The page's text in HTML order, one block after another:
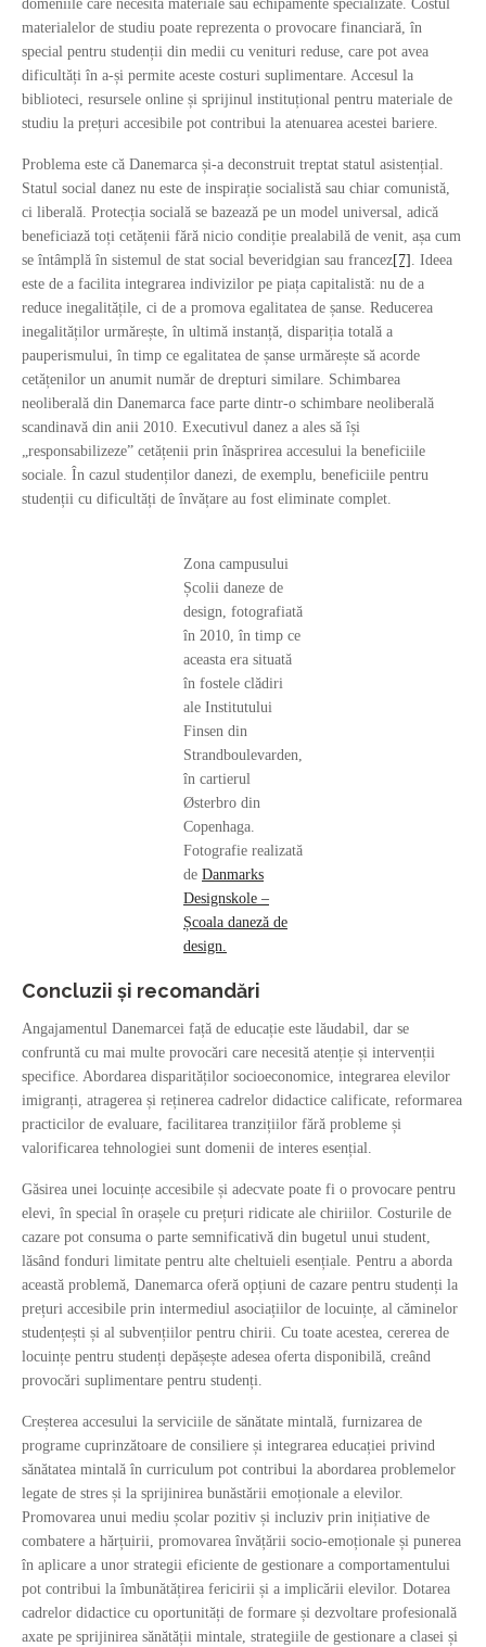
domeniile care necesită materiale sau echipamente specializate. Costul
materialelor de studiu poate reprezenta o provocare financiară, în
special pentru studenții din medii cu venituri reduse, care pot avea
dificultăți în a-și permite aceste costuri suplimentare. Accesul la
biblioteci, resursele online și sprijinul instituțional pentru materiale de
studiu la prețuri accesibile pot contribui la atenuarea acestei bariere.
Problema este că Danemarca și-a deconstruit treptat statul asistențial.
Statul social danez nu este de inspirație socialistă sau chiar comunistă,
ci liberală. Protecția socială se bazează pe un model universal, adică
beneficiază toți cetățenii fără nicio condiție prealabilă de venit, așa cum
se întâmplă în sistemul de stat social beveridgian sau francez[7] . Ideea
este de a facilita integrarea indivizilor pe piața capitalistă: nu de a
reduce inegalitățile, ci de a promova egalitatea de șanse. Reducerea
inegalităților urmărește, în ultimă instanță, dispariția totală a
pauperismului, în timp ce egalitatea de șanse urmărește să acorde
cetățenilor un anumit număr de drepturi similare. Schimbarea
neoliberală din Danemarca face parte dintr-o schimbare neoliberală
scandinavă din anii 2010. Executivul danez a ales să își
„responsabilizeze” cetățenii prin înăsprirea accesului la beneficiile
sociale. În cazul studenților danezi, de exemplu, beneficiile pentru
studenții cu dificultăți de învățare au fost eliminate complet.
Zona campusului
Școlii daneze de
design, fotografiată
în 2010, în timp ce
aceasta era situată
în fostele clădiri
ale Institutului
Finsen din
Strandboulevarden,
în cartierul
Østerbro din
Copenhaga.
Fotografie realizată
de Danmarks
Designskole –
Școala daneză de
design.
Concluzii și recomandări
Angajamentul Danemarcei față de educație este lăudabil, dar se
confruntă cu mai multe provocări care necesită atenție și intervenții
specifice. Abordarea disparităților socioeconomice, integrarea elevilor
imigranți, atragerea și reținerea cadrelor didactice calificate, reformarea
practicilor de evaluare, facilitarea tranzițiilor fără probleme și
valorificarea tehnologiei sunt domenii de interes esențial.
Găsirea unei locuințe accesibile și adecvate poate fi o provocare pentru
elevi, în special în orașele cu prețuri ridicate ale chiriilor. Costurile de
cazare pot consuma o parte semnificativă din bugetul unui student,
lăsând fonduri limitate pentru alte cheltuieli esențiale. Pentru a aborda
această problemă, Danemarca oferă opțiuni de cazare pentru studenți la
prețuri accesibile prin intermediul asociațiilor de locuințe, al căminelor
studențești și al subvențiilor pentru chirii. Cu toate acestea, cererea de
locuințe pentru studenți depășește adesea oferta disponibilă, creând
provocări suplimentare pentru studenți.
Creșterea accesului la serviciile de sănătate mintală, furnizarea de
programe cuprinzătoare de consiliere și integrarea educației privind
sănătatea mintală în curriculum pot contribui la abordarea problemelor
legate de stres și la sprijinirea bunăstării emoționale a elevilor.
Promovarea unui mediu școlar pozitiv și incluziv prin inițiative de
combatere a hărțuirii, promovarea învățării socio-emoționale și punerea
în aplicare a unor strategii eficiente de gestionare a comportamentului
pot contribui la îmbunătățirea fericirii și a implicării elevilor. Dotarea
cadrelor didactice cu oportunități de formare și dezvoltare profesională
axate pe sprijinirea sănătății mintale, strategiile de gestionare a clasei și